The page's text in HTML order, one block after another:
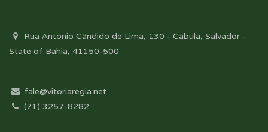
Rua Antonio Cândido de Lima, 130 - Cabula, Salvador -
State of Bahia, 41150-500
fale@vitoriaregia.net
(71) 3257-8282